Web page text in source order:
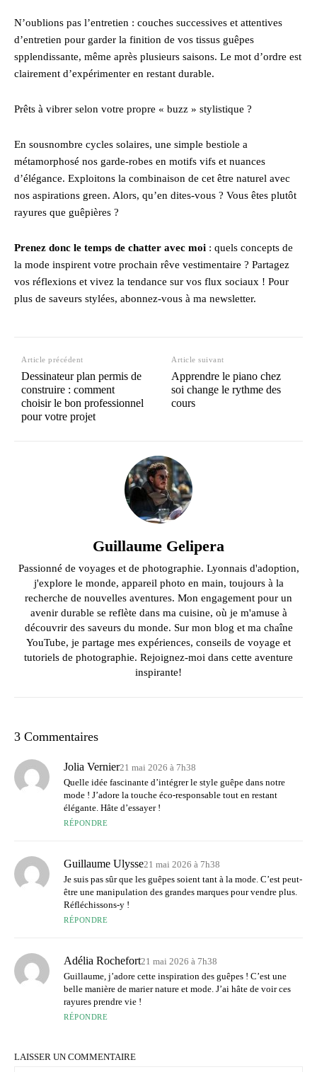
N’oublions pas l’entretien : couches successives et attentives
d’entretien pour garder la finition de vos tissus guêpes
spplendissante, même après plusieurs saisons. Le mot d’ordre est
clairement d’expérimenter en restant durable.
Prêts à vibrer selon votre propre « buzz » stylistique ?
En sousnombre cycles solaires, une simple bestiole a
métamorphosé nos garde-robes en motifs vifs et nuances
d’élégance. Exploitons la combinaison de cet être naturel avec
nos aspirations green. Alors, qu’en dites-vous ? Vous êtes plutôt
rayures que guêpières ?
Prenez donc le temps de chatter avec moi : quels concepts de
la mode inspirent votre prochain rêve vestimentaire ? Partagez
vos réflexions et vivez la tendance sur vos flux sociaux ! Pour
plus de saveurs stylées, abonnez-vous à ma newsletter.
Article précédent
Dessinateur plan permis de
construire : comment
choisir le bon professionnel
pour votre projet
Article suivant
Apprendre le piano chez
soi change le rythme des
cours
Guillaume Gelipera
Passionné de voyages et de photographie. Lyonnais d'adoption,
j'explore le monde, appareil photo en main, toujours à la
recherche de nouvelles aventures. Mon engagement pour un
avenir durable se reflète dans ma cuisine, où je m'amuse à
découvrir des saveurs du monde. Sur mon blog et ma chaîne
YouTube, je partage mes expériences, conseils de voyage et
tutoriels de photographie. Rejoignez-moi dans cette aventure
inspirante!
3 Commentaires
Jolia Vernier21 mai 2026 à 7h38
Quelle idée fascinante d’intégrer le style guêpe dans notre
mode ! J’adore la touche éco-responsable tout en restant
élégante. Hâte d’essayer !
RÉPONDRE
Guillaume Ulysse21 mai 2026 à 7h38
Je suis pas sûr que les guêpes soient tant à la mode. C’est peut-
être une manipulation des grandes marques pour vendre plus.
Réfléchissons-y !
RÉPONDRE
Adélia Rochefort21 mai 2026 à 7h38
Guillaume, j’adore cette inspiration des guêpes ! C’est une
belle manière de marier nature et mode. J’ai hâte de voir ces
rayures prendre vie !
RÉPONDRE
LAISSER UN COMMENTAIRE